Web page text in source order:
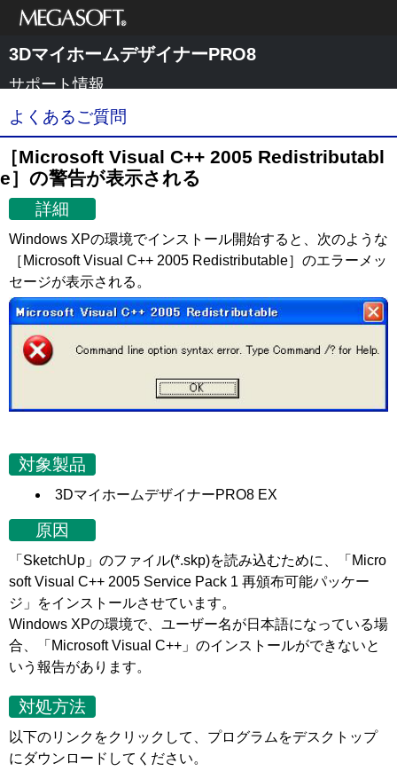
メガソフト株式
会社
3DマイホームデザイナーPRO8
サポート情報
よくあるご質問
［Microsoft Visual C++ 2005 Redistributabl
e］の警告が表示される
詳細
Windows XPの環境でインストール開始すると、次のような
［Microsoft Visual C++ 2005 Redistributable］のエラーメッ
セージが表示される。
対象製品
3DマイホームデザイナーPRO8 EX
原因
「SketchUp」のファイル(*.skp)を読み込むために、「Micro
soft Visual C++ 2005 Service Pack 1 再頒布可能パッケー
ジ」をインストールさせています。
Windows XPの環境で、ユーザー名が日本語になっている場
合、「Microsoft Visual C++」のインストールができないと
いう報告があります。
対処方法
以下のリンクをクリックして、プログラムをデスクトップ
にダウンロードしてください。